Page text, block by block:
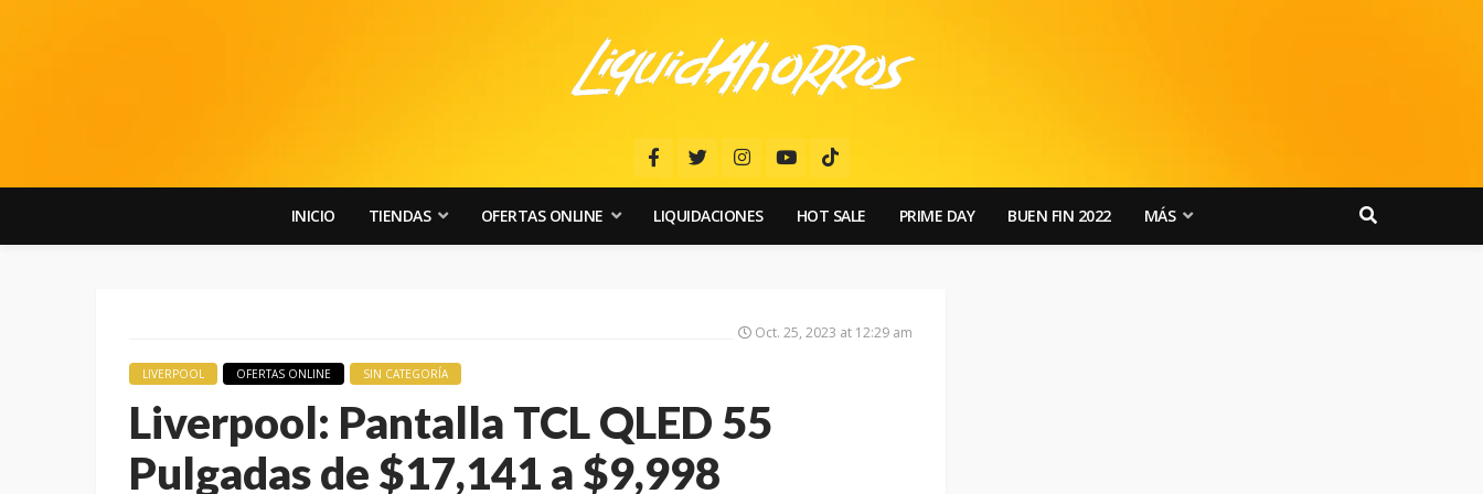
INICIO TIENDAS OFERTAS ONLINE LIQUIDACIONES HOT SALE PRIME DAY BUEN FIN 2022 MÁS
Oct. 25, 2023 at 12:29 am
LIVERPOOL OFERTAS ONLINE SIN CATEGORÍA
Liverpool: Pantalla TCL QLED 55
Pulgadas de $17,141 a $9,998